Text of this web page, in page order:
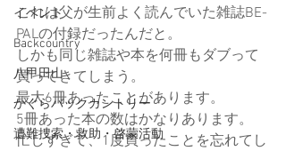
イベント
Backcountry
八甲田山
かぐらバックカントリー
遭難捜索・救助・啓蒙活動
これは父が生前よく読んでいた雑誌BE-
PALの付録だったんだと。
しかも同じ雑誌や本を何冊もダブって
買ってきてしまう。
最大6冊あったことがあります。
5冊あった本の数はかなりあります。
忙しすぎて、1度買ったことを忘れてし